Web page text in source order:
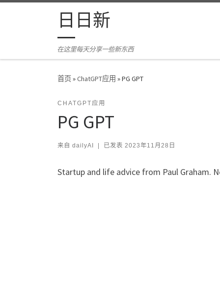
Skip to content日日新
在这里每天分享一些新东西
首页»ChatGPT应用 »PG GPT
CHATGPT应用
PG GPT
来自 dailyAI 已发表 2023年11月28日
Startup and life advice from Paul Graham.